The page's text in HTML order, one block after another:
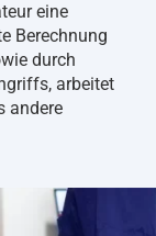
eine
Berechnung
durch
arbeitet
andere